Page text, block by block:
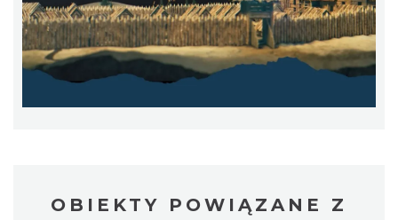
2026-10-24
0.31 km
OBIEKTY POWIĄZANE Z